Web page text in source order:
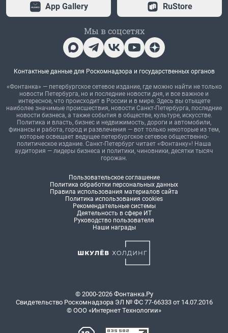
App Gallery RuStore
Мы в соцсетях
Контактные данные для Роскомнадзора и государственных органов
«Фонтанка» — петербургское сетевое издание, где можно найти не только
новости Петербурга, но и последние новости дня, и все важное и
интересное, что происходит в России и в мире. Здесь вы отыщете
наиболее значимые происшествия, новости Санкт-Петербурга, последние
новости бизнеса, а также события в обществе, культуре, искусстве.
Политика и власть, бизнес и недвижимость, дороги и автомобили,
финансы и работа, город и развлечения — вот только некоторые из тем,
которые освещает ведущее петербургское сетевое общественно-
политическое издание. Санкт-Петербург читает «Фонтанку»! Наша
аудитория — лидеры бизнеса и политики, чиновники, десятки тысяч
горожан.
Пользовательское соглашение
Политика обработки персональных данных
Правила использования материалов сайта
Политика использования cookies
Рекомендательные системы
Деятельность в сфере ИТ
Руководство пользователя
Наши награды
© 2000-2026 Фонтанка.Ру
Свидетельство Роскомнадзора ЭЛ № ФС 77-66333 от 14.07.2016
© ООО «Интернет Технологии»